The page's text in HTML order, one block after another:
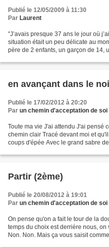
Publié le 12/05/2009 à 11:30
Par Laurent
"J’avais presque 37 ans le jour où
situation était un peu délicate au
père de 2 enfants, un garçon de 14,
en avançant dans le
Publié le 17/02/2012 à 20:20
Par un chemin d'acceptation de soi
Toute ma vie J'ai attendu J'ai pensé
chemin clair Tracé devant moi et
coups d'épée Avec le grand sabre
Partir (2ème)
Publié le 20/08/2012 à 19:01
Par un chemin d'acceptation de soi
On pense qu'on a fait le tour de la
temps du choix est derrière nous,
Non. Non. Mais ça vous saisit